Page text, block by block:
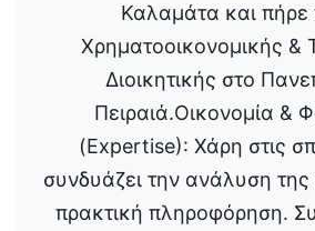
Καλαμάτα και πήρε
Χρηματοοικονομικής &
Διοικητικής στο
Πειραιά.Οικονομία &
(Expertise): Χάρη στις
συνδυάζει την ανάλυση
πρακτική πληροφόρηση.